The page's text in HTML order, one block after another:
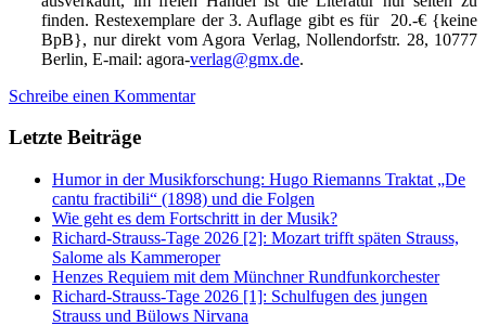
finden. Restexemplare der 3. Auflage gibt es für 20.-€ {keine
BpB}, nur direkt vom Agora Verlag, Nollendorfstr. 28, 10777
Berlin, E-mail: agora-verlag@gmx.de.
Schreibe einen Kommentar
Letzte Beiträge
Humor in der Musikforschung: Hugo Riemanns Traktat „De
cantu fractibili“ (1898) und die Folgen
Wie geht es dem Fortschritt in der Musik?
Richard-Strauss-Tage 2026 [2]: Mozart trifft späten Strauss,
Salome als Kammeroper
Henzes Requiem mit dem Münchner Rundfunkorchester
Richard-Strauss-Tage 2026 [1]: Schulfugen des jungen
Strauss und Bülows Nirvana